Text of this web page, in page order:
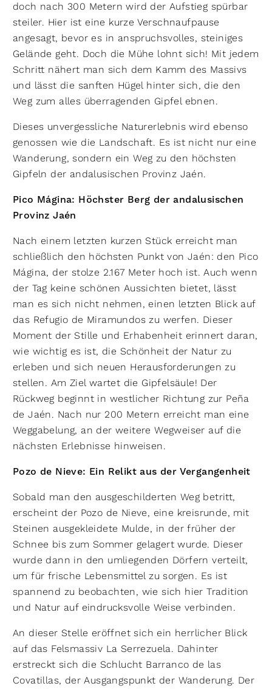
doch nach 300 Metern wird der Aufstieg spürbar
steiler. Hier ist eine kurze Verschnaufpause
angesagt, bevor es in anspruchsvolles, steiniges
Gelände geht. Doch die Mühe lohnt sich! Mit jedem
Schritt nähert man sich dem Kamm des Massivs
und lässt die sanften Hügel hinter sich, die den
Weg zum alles überragenden Gipfel ebnen.
Dieses unvergessliche Naturerlebnis wird ebenso
genossen wie die Landschaft. Es ist nicht nur eine
Wanderung, sondern ein Weg zu den höchsten
Gipfeln der andalusischen Provinz Jaén.
Pico Mágina: Höchster Berg der andalusischen
Provinz Jaén
Nach einem letzten kurzen Stück erreicht man
schließlich den höchsten Punkt von Jaén: den Pico
Mágina, der stolze 2.167 Meter hoch ist. Auch wenn
der Tag keine schönen Aussichten bietet, lässt
man es sich nicht nehmen, einen letzten Blick auf
das Refugio de Miramundos zu werfen. Dieser
Moment der Stille und Erhabenheit erinnert daran,
wie wichtig es ist, die Schönheit der Natur zu
erleben und sich neuen Herausforderungen zu
stellen. Am Ziel wartet die Gipfelsäule! Der
Rückweg beginnt in westlicher Richtung zur Peña
de Jaén. Nach nur 200 Metern erreicht man eine
Weggabelung, an der weitere Wegweiser auf die
nächsten Erlebnisse hinweisen.
Pozo de Nieve: Ein Relikt aus der Vergangenheit
Sobald man den ausgeschilderten Weg betritt,
erscheint der Pozo de Nieve, eine kreisrunde, mit
Steinen ausgekleidete Mulde, in der früher der
Schnee bis zum Sommer gelagert wurde. Dieser
wurde dann in den umliegenden Dörfern verteilt,
um für frische Lebensmittel zu sorgen. Es ist
spannend zu beobachten, wie sich hier Tradition
und Natur auf eindrucksvolle Weise verbinden.
An dieser Stelle eröffnet sich ein herrlicher Blick
auf das Felsmassiv La Serrezuela. Dahinter
erstreckt sich die Schlucht Barranco de las
Covatillas, der Ausgangspunkt der Wanderung. Der